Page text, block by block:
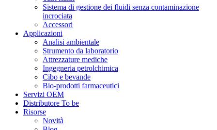
Sistema di gestione dei fluidi senza contaminazione
incrociata
Accessori
Applicazioni
Analisi ambientale
Strumento da laboratorio
Attrezzature mediche
Ingegneria petrolchimica
Cibo e bevande
Bio-prodotti farmaceutici
Servizi OEM
Distributore To be
Risorse
Novità